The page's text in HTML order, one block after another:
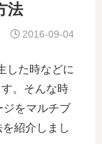
法
2016-09-04
した時などに
。そんな時
ジをマルチブ
紹介しまし